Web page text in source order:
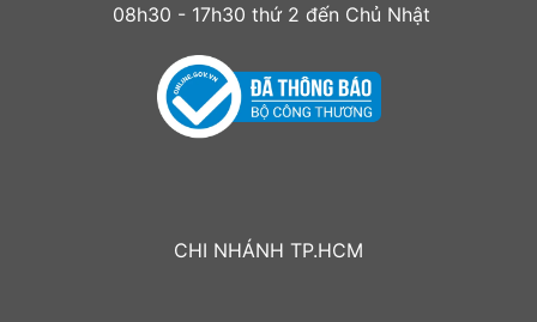
08h30 - 17h30 thứ 2 đến Chủ Nhật
CHI NHÁNH TP.HCM